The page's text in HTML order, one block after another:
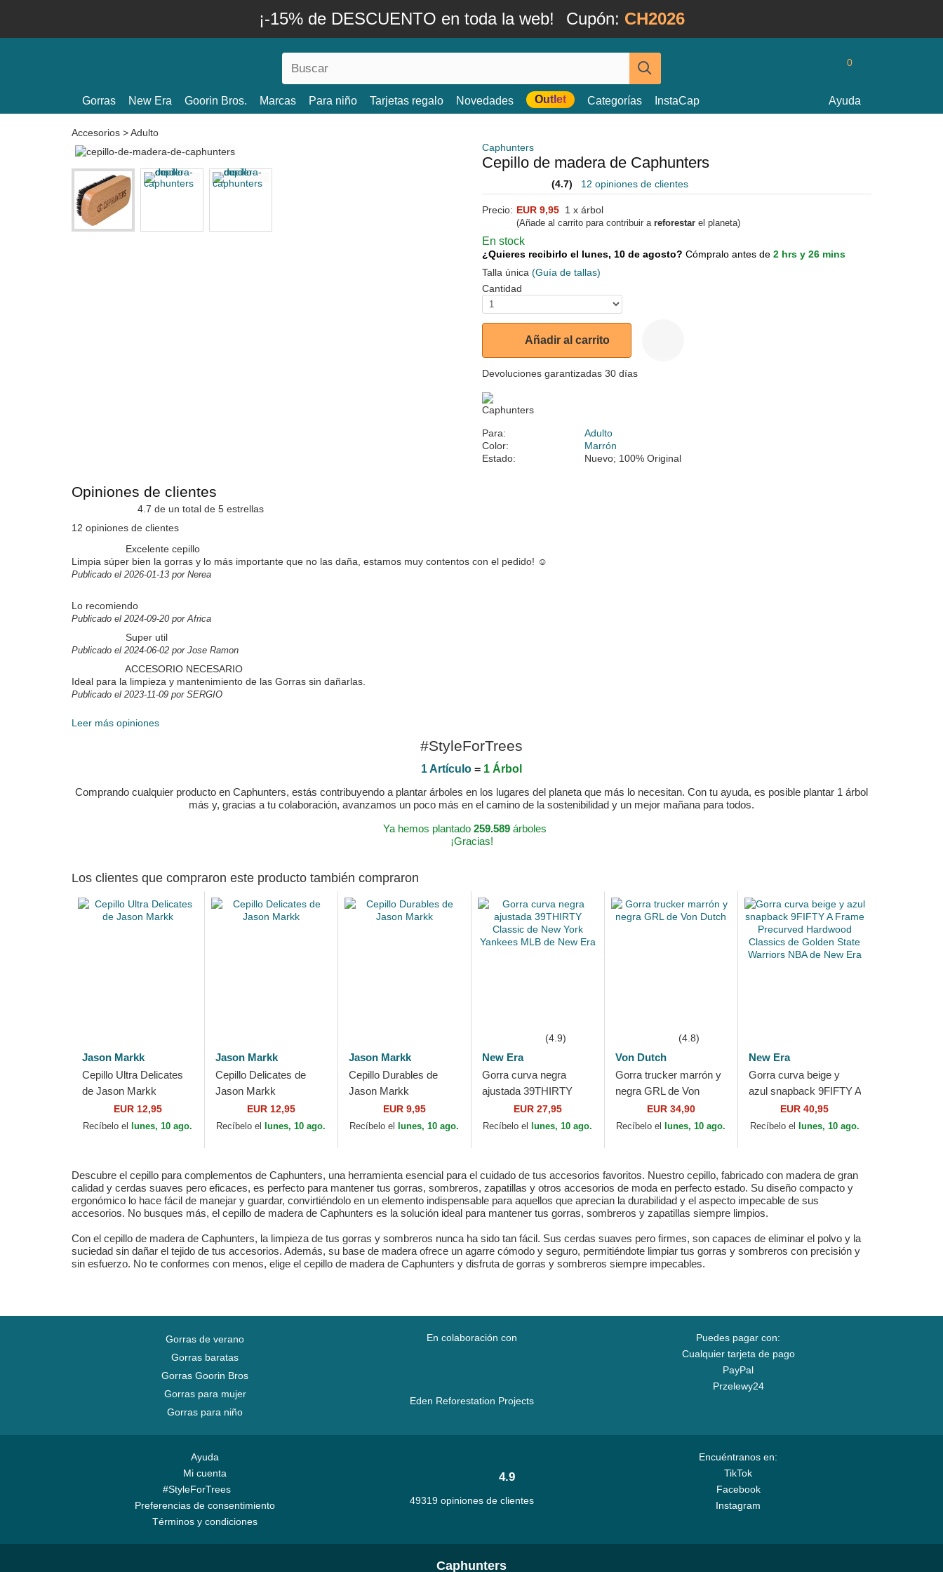
¡-15% de DESCUENTO en toda la web! Cupón: CH2026
0
Gorras New Era Goorin Bros. Marcas Para niño Tarjetas regalo Novedades Outlet Categorías InstaCap Ayuda
Accesorios >Adulto
Caphunters
Cepillo de madera de Caphunters
(4.7) 12 opiniones de clientes
Precio: EUR 9,95 1 x árbol
(Añade al carrito para contribuir a reforestar el planeta)
En stock
¿Quieres recibirlo el lunes, 10 de agosto? Cómpralo antes de 2 hrs y 26 mins
Talla única (Guía de tallas)
Cantidad
Añadir al carrito
Devoluciones garantizadas 30 días
Para:
Adulto
Color:
Marrón
Estado:
Nuevo; 100% Original
Opiniones de clientes
4.7 de un total de 5 estrellas
12 opiniones de clientes
Excelente cepillo
Limpia súper bien la gorras y lo más importante que no las daña, estamos muy contentos con el pedido! ☺️
Publicado el 2026-01-13 por Nerea
Lo recomiendo
Publicado el 2024-09-20 por Africa
Super util
Publicado el 2024-06-02 por Jose Ramon
ACCESORIO NECESARIO
Ideal para la limpieza y mantenimiento de las Gorras sin dañarlas.
Publicado el 2023-11-09 por SERGIO
Leer más opiniones
#StyleForTrees
1 Artículo = 1 Árbol
Comprando cualquier producto en Caphunters, estás contribuyendo a plantar árboles en los lugares del planeta que más lo necesitan. Con tu ayuda, es posible plantar 1 árbol
más y, gracias a tu colaboración, avanzamos un poco más en el camino de la sostenibilidad y un mejor mañana para todos.
Ya hemos plantado 259.589 árboles
¡Gracias!
Los clientes que compraron este producto también compraron
Jason Markk
Cepillo Ultra Delicates
de Jason Markk
EUR 12,95
Recíbelo el lunes, 10 ago.
Jason Markk
Cepillo Delicates de
Jason Markk
EUR 12,95
Recíbelo el lunes, 10 ago.
Jason Markk
Cepillo Durables de
Jason Markk
EUR 9,95
Recíbelo el lunes, 10 ago.
(4.9)
New Era
Gorra curva negra
ajustada 39THIRTY
Classic de New York
Yankees MLB de New
EUR 27,95
Recíbelo el lunes, 10 ago.
(4.8)
Von Dutch
Gorra trucker marrón y
negra GRL de Von
EUR 34,90
Recíbelo el lunes, 10 ago.
New Era
Gorra curva beige y
azul snapback 9FIFTY A
Frame Precurved
Hardwood Classics de
EUR 40,95
Recíbelo el lunes, 10 ago.
Descubre el cepillo para complementos de Caphunters, una herramienta esencial para el cuidado de tus accesorios favoritos. Nuestro cepillo, fabricado con madera de gran
calidad y cerdas suaves pero eficaces, es perfecto para mantener tus gorras, sombreros, zapatillas y otros accesorios de moda en perfecto estado. Su diseño compacto y
ergonómico lo hace fácil de manejar y guardar, convirtiéndolo en un elemento indispensable para aquellos que aprecian la durabilidad y el aspecto impecable de sus
accesorios. No busques más, el cepillo de madera de Caphunters es la solución ideal para mantener tus gorras, sombreros y zapatillas siempre limpios.
Con el cepillo de madera de Caphunters, la limpieza de tus gorras y sombreros nunca ha sido tan fácil. Sus cerdas suaves pero firmes, son capaces de eliminar el polvo y la
suciedad sin dañar el tejido de tus accesorios. Además, su base de madera ofrece un agarre cómodo y seguro, permitiéndote limpiar tus gorras y sombreros con precisión y
sin esfuerzo. No te conformes con menos, elige el cepillo de madera de Caphunters y disfruta de gorras y sombreros siempre impecables.
Gorras de verano
Gorras baratas
Gorras Goorin Bros
Gorras para mujer
Gorras para niño
En colaboración con
Eden Reforestation Projects
Puedes pagar con:
Cualquier tarjeta de pago
PayPal
Przelewy24
Ayuda
Mi cuenta
#StyleForTrees
Preferencias de consentimiento
Términos y condiciones
Encuéntranos en:
TikTok
Facebook
Instagram
4.9
49319 opiniones de clientes
Caphunters